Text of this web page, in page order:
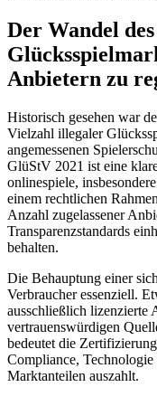
Der Wandel
Anbietern zu
Historisch gesehen war
Vielzahl illegaler
angemessenen
GlüStV 2021 ist eine
onlinespiele,
einem rechtlichen
Anzahl zugelassener
Transparenzstandards
behalten.
Die Behauptung einer
Verbraucher essenziell.
ausschließlich lizenzierte
vertrauenswürdigen
bedeutet die
Compliance,
Marktanteilen auszahlt.